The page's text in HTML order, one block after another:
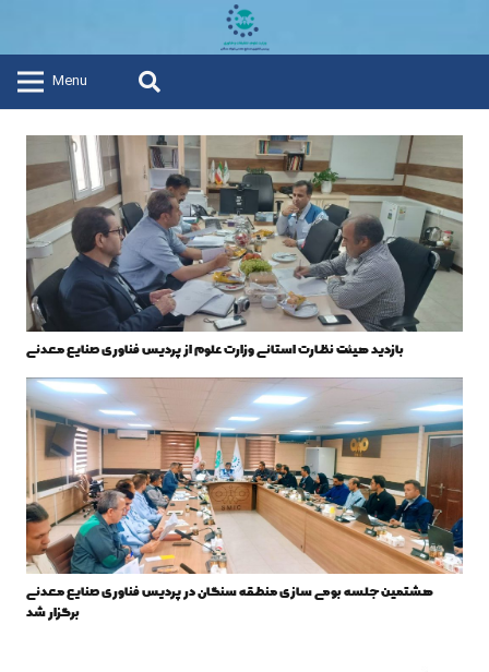
Menu
بازدید هیئت نظارت استانی وزارت علوم از پردیس فناوری صنایع معدنی
هشتمین جلسه بومی سازی منطقه سنگان در پردیس فناوری صنایع معدنی
برگزار شد